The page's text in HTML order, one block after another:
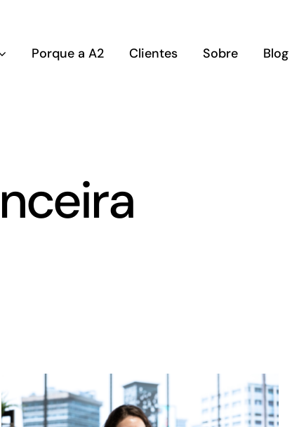
Porque a A2 Clientes Sobre Blog